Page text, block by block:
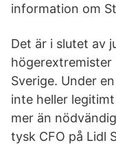
information om
Det är i slutet av
högerextremister
Sverige. Under
inte heller
mer än
tysk CFO på Lidl